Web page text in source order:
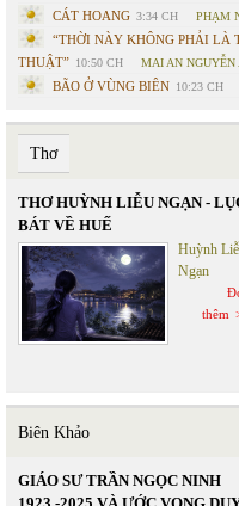
CÁT HOANG 3:34 CH PHẠM
“THỜI NÀY KHÔNG PHẢI LÀ
THUẬT” 10:50 CH MAI AN NGUYỄN
BÃO Ở VÙNG BIÊN 10:23 CH
Thơ
THƠ HUỲNH LIỄU NGẠN -
BÁT VỀ HUẾ
Huỳnh
Ngạn
thêm
Biên Khảo
GIÁO SƯ TRẦN NGỌC NINH